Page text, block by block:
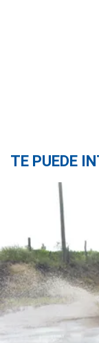
TE PUEDE